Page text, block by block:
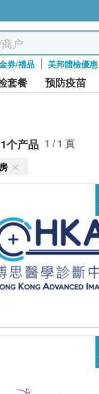
券/禮品 美邦體檢優惠
套餐 预防疫苗
个产品 1 / 1 頁